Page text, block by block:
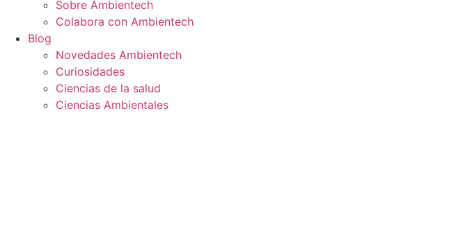
Sobre Ambientech
Colabora con Ambientech
Blog
Novedades Ambientech
Curiosidades
Ciencias de la salud
Ciencias Ambientales